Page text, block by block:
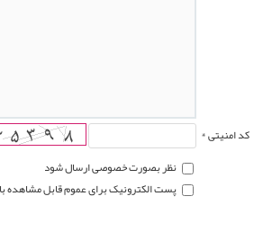
کد امنیتی *
نظر بصورت خصوصی ارسال شود
پست الکترونیک برای عموم قابل مشاهده